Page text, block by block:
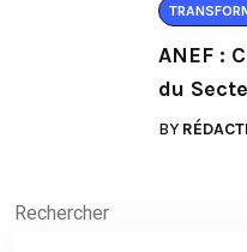
ANEF :
du
BY
Rechercher